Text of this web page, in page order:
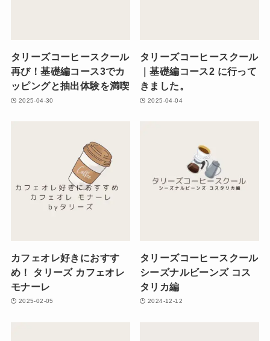
タリーズコーヒースクール
再び！基礎編コース3でカ
ッピングと抽出体験を満喫
2025-04-30
タリーズコーヒースクール
｜基礎編コース2 に行って
きました。
2025-04-04
カフェオレ好きにおすす
め！ タリーズ カフェオレ
モナーレ
2025-02-05
タリーズコーヒースクール
シーズナルビーンズ コス
タリカ編
2024-12-12